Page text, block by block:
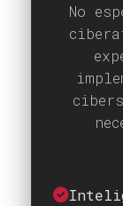
No